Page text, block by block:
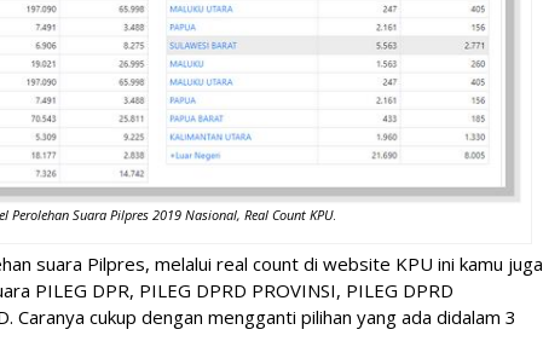
Perolehan Suara Pilpres 2019 Nasional, Real Count KPU.
suara Pilpres, melalui real count di website KPU ini kamu juga
PILEG DPR, PILEG DPRD PROVINSI, PILEG DPRD
Caranya cukup dengan mengganti pilihan yang ada didalam 3